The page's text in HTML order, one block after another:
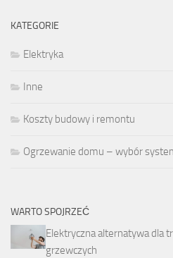
KATEGORIE
Elektryka
Inne
Koszty budowy i remontu
Ogrzewanie domu – wybór
WARTO SPOJRZEĆ
Elektryczna alternatywa dla
grzewczych